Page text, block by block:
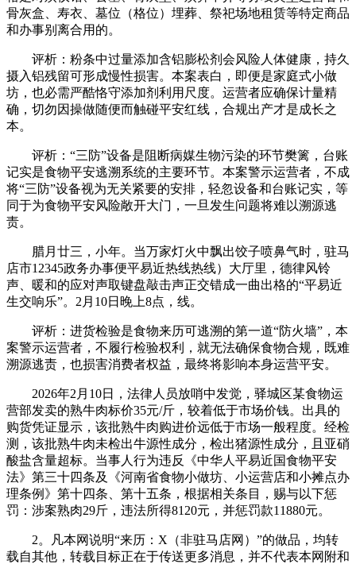
骨灰盒、寿衣、墓位（格位）埋葬、祭祀场地租赁等特定商品
和办事别离合用的。
评析：粉条中过量添加含铝膨松剂会风险人体健康，持久
摄入铝残留可形成慢性损害。本案表白，即便是家庭式小做
坊，也必需严酷恪守添加剂利用尺度。运营者应确保计量精
确，切勿因操做随便而触碰平安红线，合规出产才是成长之
本。
评析：“三防”设备是阻断病媒生物污染的环节樊篱，台账
记实是食物平安逃溯系统的主要环节。本案警示运营者，不成
将“三防”设备视为无关紧要的安排，轻忽设备和台账记实，等
同于为食物平安风险敞开大门，一旦发生问题将难以溯源逃
责。
腊月廿三，小年。当万家灯火中飘出饺子喷鼻气时，驻马
店市12345政务办事便平易近热线热线）大厅里，德律风铃
声、暖和的应对声取键盘敲击声正交错成一曲出格的“平易近
生交响乐”。2月10日晚上8点，线。
评析：进货检验是食物来历可逃溯的第一道“防火墙”，本
案警示运营者，不履行检验权利，就无法确保食物合规，既难
溯源逃责，也损害消费者权益，最终将影响本身运营平安。
2026年2月10日，法律人员放哨中发觉，驿城区某食物运
营部发卖的熟牛肉标价35元/斤，较着低于市场价钱。出具的
购货凭证显示，该批熟牛肉购进价远低于市场一般程度。经检
测，该批熟牛肉未检出牛源性成分，检出猪源性成分，且亚硝
酸盐含量超标。当事人行为违反《中华人平易近国食物平安
法》第三十四条及《河南省食物小做坊、小运营店和小摊点办
理条例》第十四条、第十五条，根据相关条目，赐与以下惩
罚：涉案熟肉29斤，违法所得8120元，并惩罚款11880元。
2。凡本网说明“来历：X（非驻马店网）”的做品，均转
载自其他，转载目标正在于传送更多消息，并不代表本网附和